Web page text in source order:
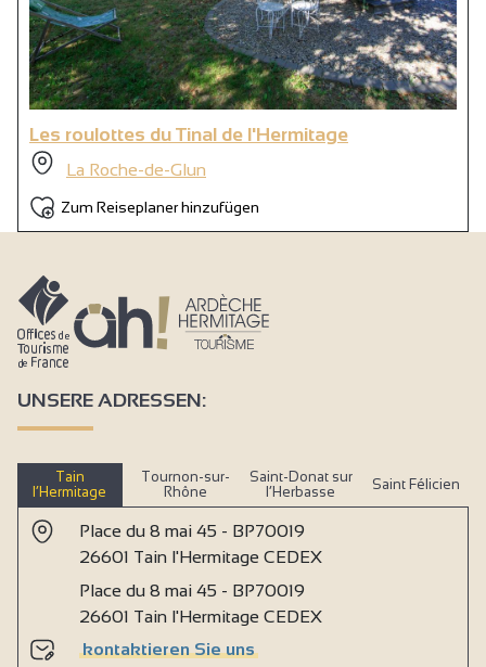
Les roulottes du Tinal de l'Hermitage
La Roche-de-Glun
Zum Reiseplaner hinzufügen
UNSERE ADRESSEN:
Tain
l’Hermitage
Tournon-sur-
Rhône
Saint-Donat sur
l’Herbasse
Saint Félicien
Place du 8 mai 45 - BP70019
26601 Tain l'Hermitage CEDEX
Place du 8 mai 45 - BP70019
26601 Tain l'Hermitage CEDEX
kontaktieren Sie uns